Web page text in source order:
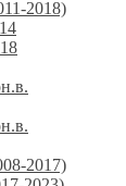
2018)
2017)